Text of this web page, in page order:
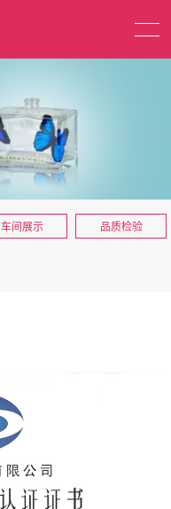
车间展示 品质检验